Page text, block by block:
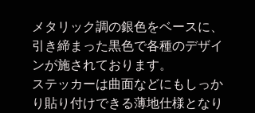
メタリック調の銀色をベースに、
引き締まった黒色で各種のデザイ
ンが施されております。
ステッカーは曲面などにもしっか
り貼り付けできる薄地仕様となり